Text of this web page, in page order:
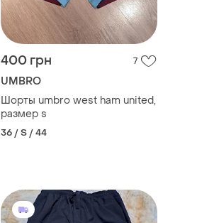
400 грн 7
UMBRO
Шорты umbro west ham united,
размер s
36 / S / 44